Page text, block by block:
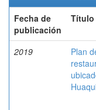
Fecha de
publicación
Título
2019
Plan